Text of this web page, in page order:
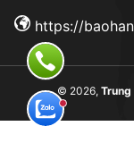
https://
© 2026, Trung